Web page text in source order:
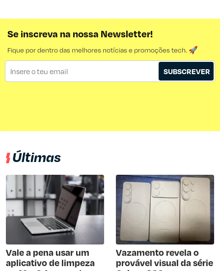
Se inscreva na nossa Newsletter!
Fique por dentro das melhores notícias e promoções tech. 🚀
SUBSCREVER
Últimas
Vale a pena usar um
aplicativo de limpeza
Vazamento revela o
provável visual da série